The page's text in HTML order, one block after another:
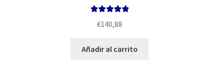
de 5
€140,88
Añadir al carrito